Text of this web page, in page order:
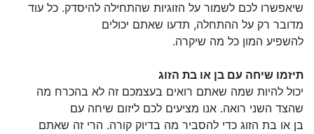
שיאפשרו לכם לשמור על הזוגיות שהתחילה להיסדק. כל עוד
מדובר רק על ההתחלה, תדעו שאתם יכולים
להשפיע המון כל מה שיקרה.
תיזמו שיחה עם בן או בת הזוג
יכול להיות שמה שאתם רואים בעצמכם זה לא בהכרח מה
שהצד השני רואה. אנו מציעים לכם ליזום שיחה עם
בן או בת הזוג כדי להסביר מה בדיוק קורה. הרי זה שאתם